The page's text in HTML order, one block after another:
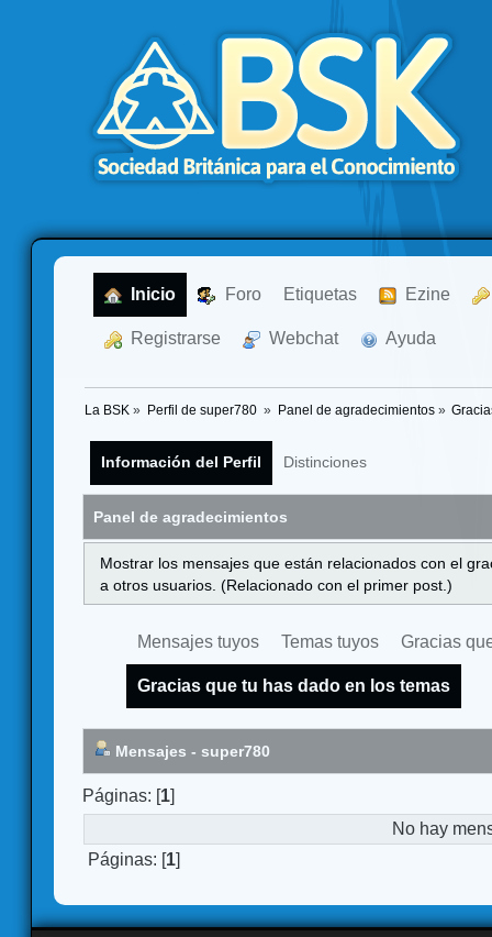
Inicio Foro Etiquetas Ezine
Registrarse Webchat Ayuda
La BSK » Perfil de super780 » Panel de agradecimientos»
Información del Perfil Distinciones
Panel de agradecimientos
Mostrar los mensajes que están relacionados con el
a otros usuarios. (Relacionado con el primer post.)
Mensajes tuyos Temas tuyos Gracias
Gracias que tu has dado en los temas
Mensajes - super780
Páginas: [1]
No hay
Páginas: [1]